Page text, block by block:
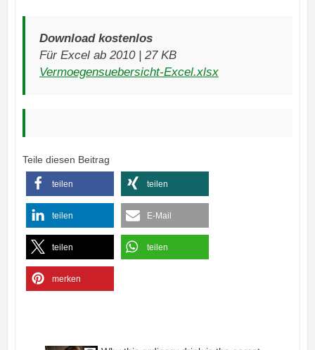
Download kostenlos
Für Excel ab 2010 | 27 KB
Vermoegensuebersicht-Excel.xlsx
Teile diesen Beitrag
teilen teilen
teilen E-Mail
teilen teilen
merken